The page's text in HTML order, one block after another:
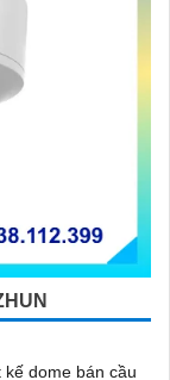
kế dome bán cầu